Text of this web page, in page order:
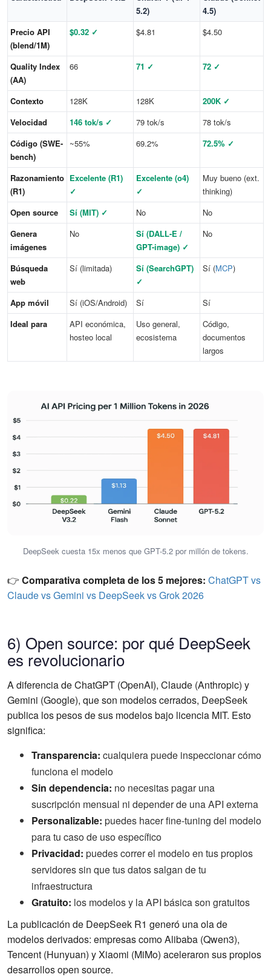
5.2)
4.5)
Precio API
(blend/1M)
$0.32 ✓ $4.81 $4.50
Quality Index
(AA)
66 71 ✓ 72 ✓
Contexto 128K 128K
200K ✓
Velocidad
146 tok/s ✓ 79 tok/s
78 tok/s
Código (SWE-
bench)
~55% 69.2% 72.5% ✓
Razonamiento
(R1)
Excelente (R1)
✓
Excelente (o4)
✓
Muy bueno (ext.
thinking)
Open source
Sí (MIT) ✓ No
No
Genera
imágenes
No
Sí (DALL-E /
GPT-image) ✓
No
Búsqueda
web
Sí (limitada)
Sí (SearchGPT)
✓
Sí (MCP)
App móvil Sí (iOS/Android) Sí
Sí
Ideal para
API económica,
hosteo local
Uso general,
ecosistema
Código,
documentos
largos
DeepSeek cuesta 15x menos que GPT-5.2 por millón de tokens.
👉 Comparativa completa de los 5 mejores: ChatGPT vs
Claude vs Gemini vs DeepSeek vs Grok 2026
6) Open source: por qué DeepSeek
es revolucionario
A diferencia de ChatGPT (OpenAI), Claude (Anthropic) y
Gemini (Google), que son modelos cerrados, DeepSeek
publica los pesos de sus modelos bajo licencia MIT. Esto
significa:
Transparencia: cualquiera puede inspeccionar cómo
funciona el modelo
Sin dependencia: no necesitas pagar una
suscripción mensual ni depender de una API externa
Personalizable: puedes hacer fine-tuning del modelo
para tu caso de uso específico
Privacidad: puedes correr el modelo en tus propios
servidores sin que tus datos salgan de tu
infraestructura
Gratuito: los modelos y la API básica son gratuitos
La publicación de DeepSeek R1 generó una ola de
modelos derivados: empresas como Alibaba (Qwen3),
Tencent (Hunyuan) y Xiaomi (MiMo) aceleraron sus propios
desarrollos open source.